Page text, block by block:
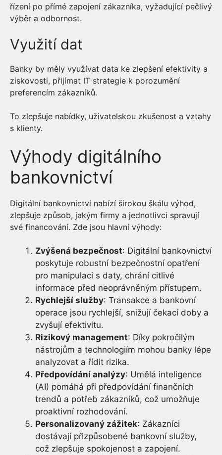
řízení po přímé zapojení zákazníka, vyžadující pečlivý
výběr a odbornost.
Využití dat
Banky by měly využívat data ke zlepšení efektivity a
ziskovosti, přijímat IT strategie k porozumění
preferencím zákazníků.
To zlepšuje nabídky, uživatelskou zkušenost a vztahy
s klienty.
Výhody digitálního
bankovnictví
Digitální bankovnictví nabízí širokou škálu výhod,
zlepšuje způsob, jakým firmy a jednotlivci spravují
své financování. Zde jsou hlavní výhody:
Zvýšená bezpečnost: Digitální bankovnictví
poskytuje robustní bezpečnostní opatření
pro manipulaci s daty, chrání citlivé
informace před neoprávněným přístupem.
Rychlejší služby: Transakce a bankovní
operace jsou rychlejší, snižují čekací doby a
zvyšují efektivitu.
Rizikový management: Díky pokročilým
nástrojům a technologiím mohou banky lépe
analyzovat a řídit rizika.
Předpovídání analýzy: Umělá inteligence
(AI) pomáhá při předpovídání finančních
trendů a potřeb zákazníků, což umožňuje
proaktivní rozhodování.
Personalizovaný zážitek: Zákazníci
dostávají přizpůsobené bankovní služby,
což zlepšuje spokojenost a zapojení.